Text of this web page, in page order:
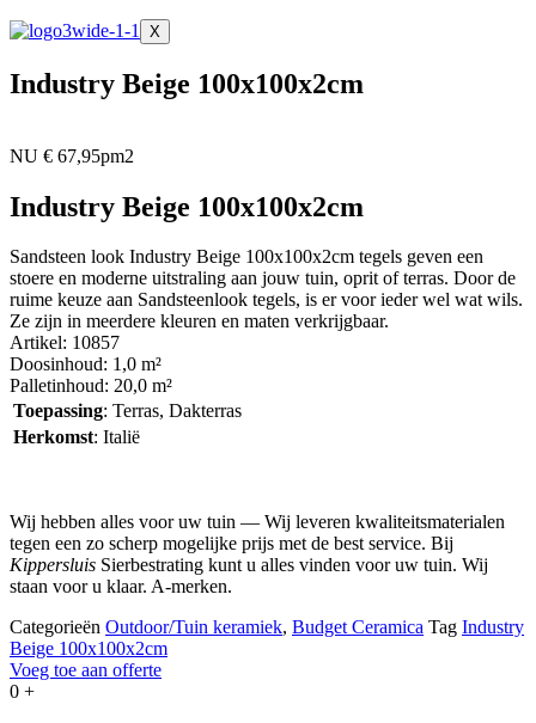
X
Industry Beige 100x100x2cm
NU € 67,95pm2
Industry Beige 100x100x2cm
Sandsteen look Industry Beige 100x100x2cm tegels geven een
stoere en moderne uitstraling aan jouw tuin, oprit of terras. Door de
ruime keuze aan Sandsteenlook tegels, is er voor ieder wel wat wils.
Ze zijn in meerdere kleuren en maten verkrijgbaar.
Artikel: 10857
Doosinhoud: 1,0 m²
Palletinhoud: 20,0 m²
Toepassing: Terras, Dakterras
Herkomst: Italië
Wij hebben alles voor uw tuin — Wij leveren kwaliteitsmaterialen
tegen een zo scherp mogelijke prijs met de best service. Bij
Kippersluis Sierbestrating kunt u alles vinden voor uw tuin. Wij
staan voor u klaar. A-merken.
Categorieën Outdoor/Tuin keramiek, Budget Ceramica Tag Industry
Beige 100x100x2cm
Voeg toe aan offerte
0 +